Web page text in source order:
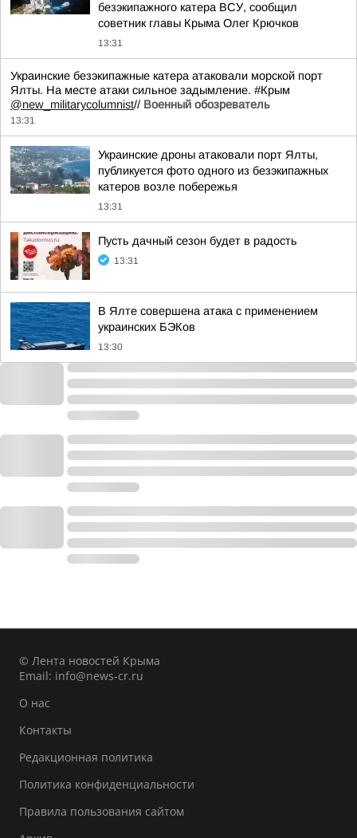
безэкипажного катера ВСУ, сообщил
советник главы Крыма Олег Крючков
13:31
Украинские безэкипажные катера атаковали морской порт
Ялты. На месте атаки сильное задымление. #Крым
@new_militarycolumnist// Военный обозреватель
13:31
Украинские дроны атаковали порт Ялты,
публикуется фото одного из безэкипажных
катеров возле побережья
13:31
Пусть дачный сезон будет в радость
13:31
В Ялте совершена атака с применением
украинских БЭКов
13:30
© Лента новостей Крыма
Email: info@news-cr.ru
О нас
Контакты
Редакционная политика
Политика конфиденциальности
Правила пользования сайтом